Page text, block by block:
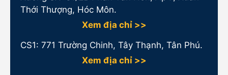
Thới Thượng, Hóc Môn.
Xem địa chỉ >>
CS1: 771 Trường Chinh, Tây Thạnh, Tân Phú.
Xem địa chỉ >>